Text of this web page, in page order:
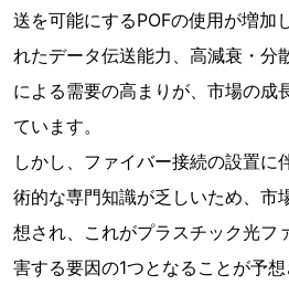
送を可能にするPOFの使用が増加
れたデータ伝送能力、高減衰・分
による需要の高まりが、市場の成
ています。
しかし、ファイバー接続の設置に
術的な専門知識が乏しいため、市
想され、これがプラスチック光フ
害する要因の1つとなることが予想